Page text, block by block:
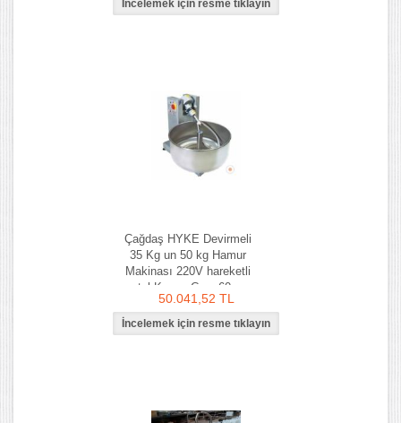
Çağdaş HYKE Devirmeli
35 Kg un 50 kg Hamur
Makinası 220V hareketli
çatal Kazan Çapı 60 cm
50.041,52 TL